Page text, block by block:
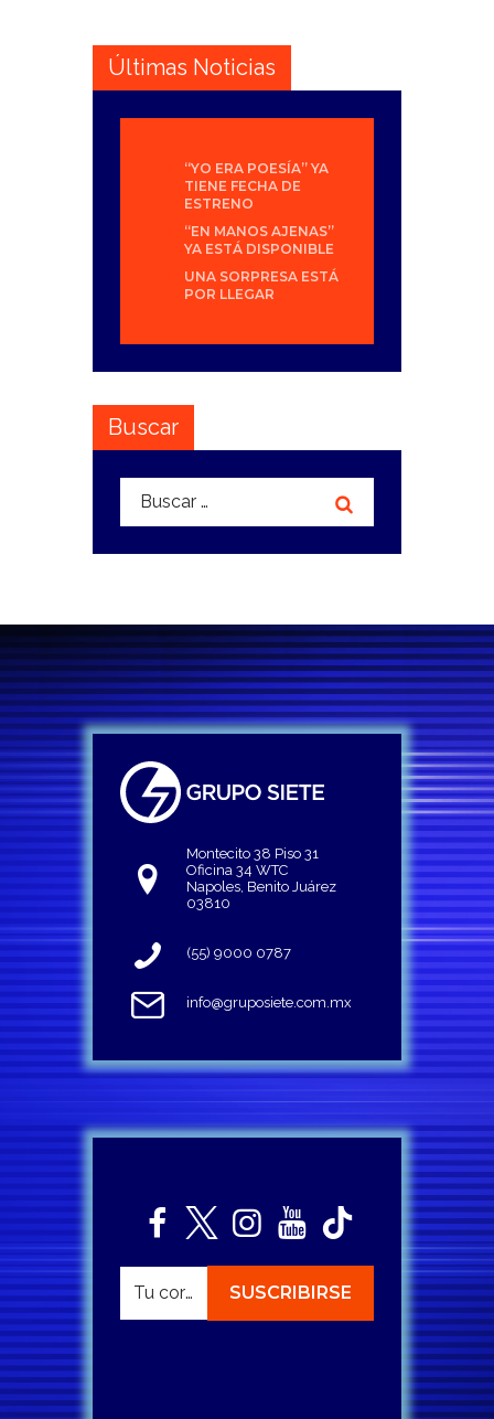
Últimas Noticias
“YO ERA POESÍA” YA
TIENE FECHA DE
ESTRENO
“EN MANOS AJENAS”
YA ESTÁ DISPONIBLE
UNA SORPRESA ESTÁ
POR LLEGAR
Buscar
Buscar:
Montecito 38 Piso 31
Oficina 34 WTC
Napoles, Benito Juárez
03810
(55) 9000 0787
info@gruposiete.com.mx